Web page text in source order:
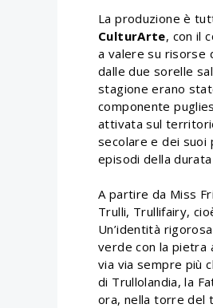
La produzione è
CulturArte, con il
a valere su risorse
dalle due sorelle
stagione erano
componente
attivata sul
secolare e dei suoi
episodi della
A partire da Miss
Trulli, Trullifairy,
Un’identità
verde con la pietra
via via sempre più
di Trullolandia, la
ora, nella torre del